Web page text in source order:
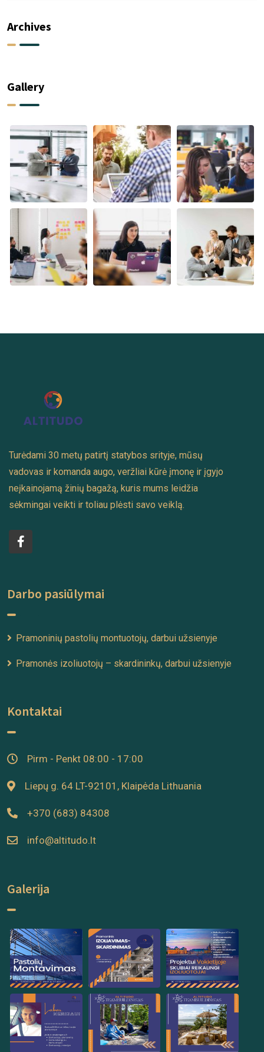
Archives
Gallery
Turėdami 30 metų patirtį statybos srityje, mūsų
vadovas ir komanda augo, veržliai kūrė įmonę ir įgyjo
neįkainojamą žinių bagažą, kuris mums leidžia
sėkmingai veikti ir toliau plėsti savo veiklą.
Darbo pasiūlymai
Pramoninių pastolių montuotojų, darbui užsienyje
Pramonės izoliuotojų – skardininkų, darbui užsienyje
Kontaktai
Pirm - Penkt 08:00 - 17:00
Liepų g. 64 LT-92101, Klaipėda Lithuania
+370 (683) 84308
info@altitudo.lt
Galerija